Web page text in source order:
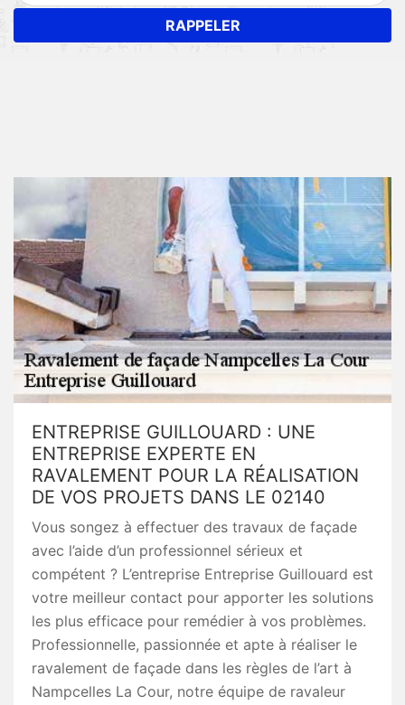
ENTREPRISE GUILLOUARD : UNE
ENTREPRISE EXPERTE EN
RAVALEMENT POUR LA RÉALISATION
DE VOS PROJETS DANS LE 02140
Vous songez à effectuer des travaux de façade
avec l’aide d’un professionnel sérieux et
compétent ? L’entreprise Entreprise Guillouard est
votre meilleur contact pour apporter les solutions
les plus efficace pour remédier à vos problèmes.
Professionnelle, passionnée et apte à réaliser le
ravalement de façade dans les règles de l’art à
Nampcelles La Cour, notre équipe de ravaleur